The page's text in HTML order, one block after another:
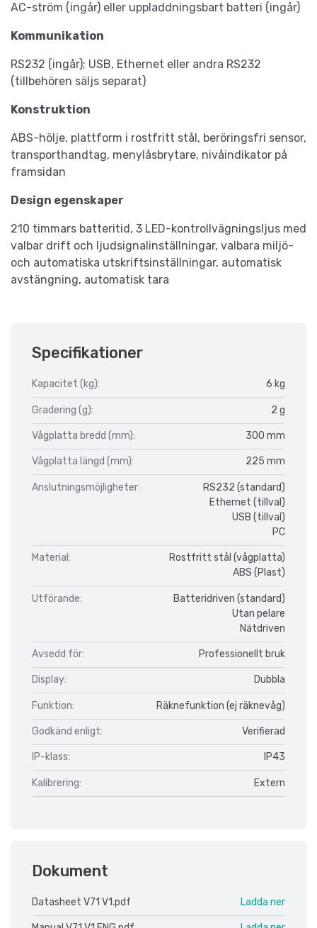
AC-ström (ingår) eller uppladdningsbart batteri (ingår)
Kommunikation
RS232 (ingår); USB, Ethernet eller andra RS232
(tillbehören säljs separat)
Konstruktion
ABS-hölje, plattform i rostfritt stål, beröringsfri sensor,
transporthandtag, menylåsbrytare, nivåindikator på
framsidan
Design egenskaper
210 timmars batteritid, 3 LED-kontrollvägningsljus med
valbar drift och ljudsignalinställningar, valbara miljö-
och automatiska utskriftsinställningar, automatisk
avstängning, automatisk tara
Specifikationer
Kapacitet (kg): 6 kg
Gradering (g): 2 g
Vågplatta bredd (mm): 300 mm
Vågplatta längd (mm): 225 mm
Anslutningsmöjligheter:
RS232 (standard)
Ethernet (tillval)
USB (tillval)
PC
Material:
Rostfritt stål (vågplatta)
ABS (Plast)
Utförande:
Batteridriven (standard)
Utan pelare
Nätdriven
Avsedd för: Professionellt bruk
Display: Dubbla
Funktion: Räknefunktion (ej räknevåg)
Godkänd enligt: Verifierad
IP-klass: IP43
Kalibrering: Extern
Dokument
Datasheet V71 V1.pdf Ladda ner